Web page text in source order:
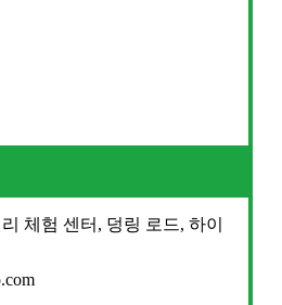
체험 센터, 덩링 로드, 하이